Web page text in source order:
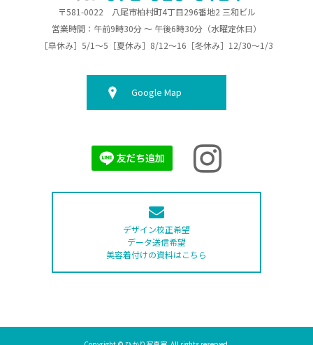
〒581-0022 八尾市柏村町4丁目296番地2 三和ビル
営業時間：午前9時30分 ～ 午後6時30分（水曜定休日）
［皐休み］5/1～5［夏休み］8/12～16［冬休み］12/30～1/3
Google Map
デザイン校正希望
データ送信希望
美容着付けの資料はこちら